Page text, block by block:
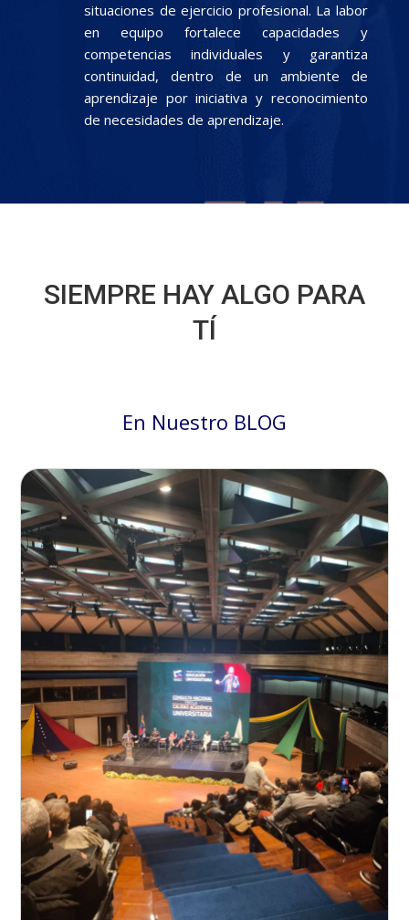
situaciones de ejercicio profesional. La labor
en equipo fortalece capacidades y
competencias individuales y garantiza
continuidad, dentro de un ambiente de
aprendizaje por iniciativa y reconocimiento
de necesidades de aprendizaje.
SIEMPRE HAY ALGO PARA
TÍ
En Nuestro BLOG